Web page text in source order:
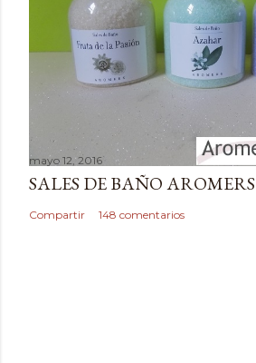
o
mayo 12, 2016
SALES DE BAÑO AROMERS
Compartir 148 comentarios